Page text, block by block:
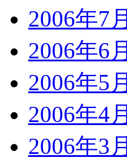
2006年7月
2006年6月
2006年5月
2006年4月
2006年3月